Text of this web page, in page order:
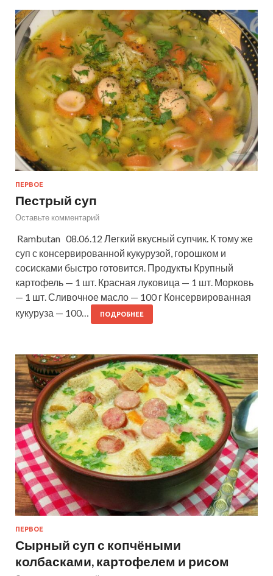
ПЕРВОЕ
Пестрый суп
Оставьте комментарий
Rambutan 08.06.12 Легкий вкусный супчик. К тому же
суп с консервированной кукурузой, горошком и
сосисками быстро готовится. Продукты Крупный
картофель — 1 шт. Красная луковица — 1 шт. Морковь
— 1 шт. Сливочное масло — 100 г Консервированная
кукуруза — 100…
ПОДРОБНЕЕ
ПЕРВОЕ
Сырный суп с копчёными
колбасками, картофелем и рисом